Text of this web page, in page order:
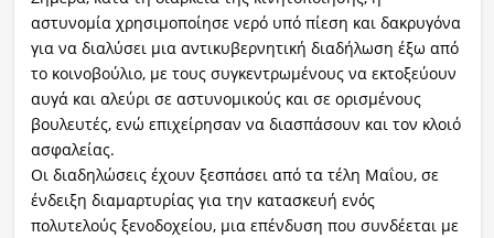
αστυνομία χρησιμοποίησε νερό υπό πίεση και δακρυγόνα
για να διαλύσει μια αντικυβερνητική διαδήλωση έξω από
το κοινοβούλιο, με τους συγκεντρωμένους να εκτοξεύουν
αυγά και αλεύρι σε αστυνομικούς και σε ορισμένους
βουλευτές, ενώ επιχείρησαν να διασπάσουν και τον κλοιό
ασφαλείας.
Οι διαδηλώσεις έχουν ξεσπάσει από τα τέλη Μαΐου, σε
ένδειξη διαμαρτυρίας για την κατασκευή ενός
πολυτελούς ξενοδοχείου, μια επένδυση που συνδέεται με